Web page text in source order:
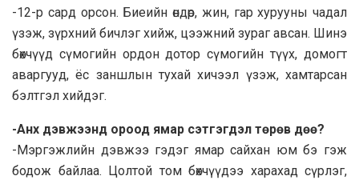
-12-р сард орсон. Биеийн өндөр, жин, гар хурууны чадал
үзэж, зүрхний бичлэг хийж, цээжний зураг авсан. Шинэ
бөхчүүд сүмогийн ордон дотор сүмогийн түүх, домогт
аваргууд, ёс заншлын тухай хичээл үзэж, хамтарсан
бэлтгэл хийдэг.
-Анх дэвжээнд ороод ямар сэтгэгдэл төрөв дөө?
-Мэргэжлийн дэвжээ гэдэг ямар сайхан юм бэ гэж
бодож байлаа. Цолтой том бөхчүүдээ харахад сүрлэг,